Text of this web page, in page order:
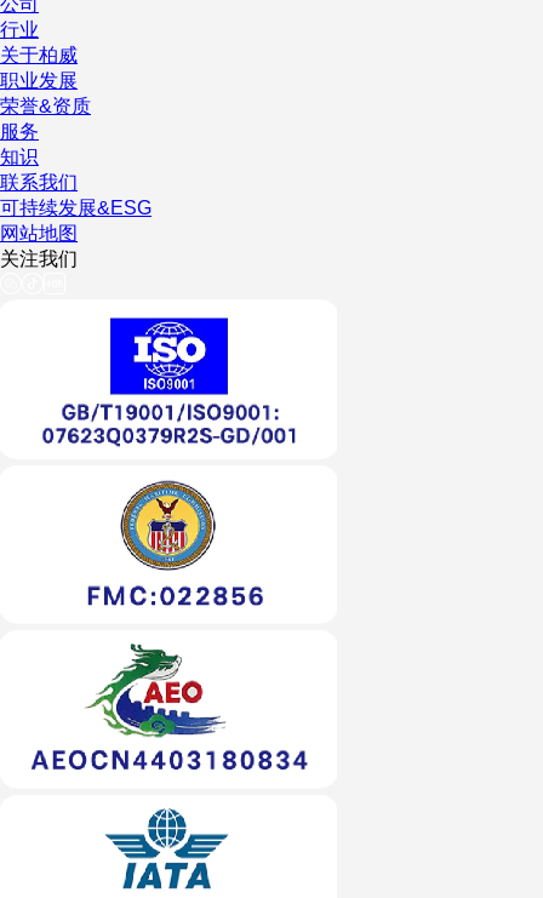
行业
关于柏威
职业发展
荣誉&资质
服务
知识
联系我们
可持续发展&ESG
网站地图
关注我们